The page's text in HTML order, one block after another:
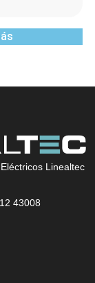
Linealtec
43008